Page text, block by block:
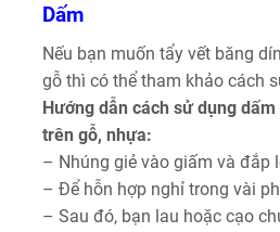
Dấm
Nếu bạn muốn tẩy vết băng
gỗ thì có thể tham khảo cách
Hướng dẫn cách sử dụng
trên gỗ, nhựa:
– Nhúng giẻ vào giấm và đắp
– Để hỗn hợp nghỉ trong vài
– Sau đó, bạn lau hoặc cạo